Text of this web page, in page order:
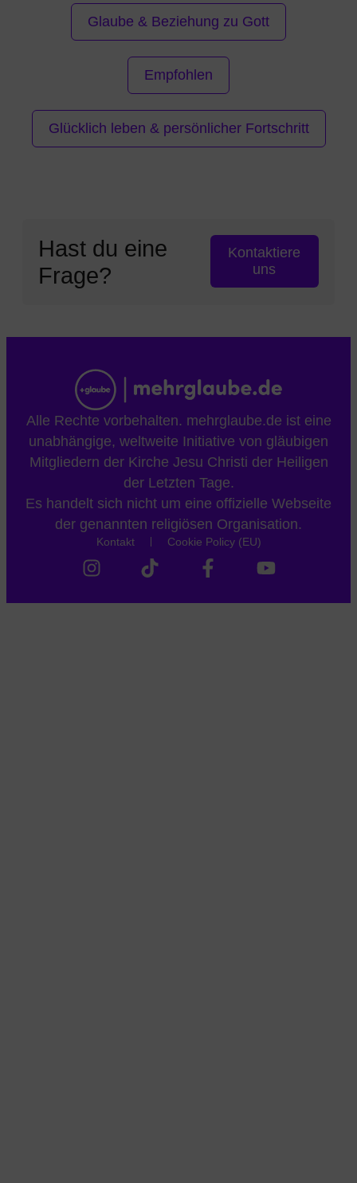
Glaube & Beziehung zu Gott
Empfohlen
Glücklich leben & persönlicher Fortschritt
Hast du eine
Frage?
Kontaktiere
uns
Alle Rechte vorbehalten. mehrglaube.de ist eine
unabhängige, weltweite Initiative von gläubigen
Mitgliedern der Kirche Jesu Christi der Heiligen
der Letzten Tage.
Es handelt sich nicht um eine offizielle Webseite
der genannten religiösen Organisation.
Kontakt Cookie Policy (EU)